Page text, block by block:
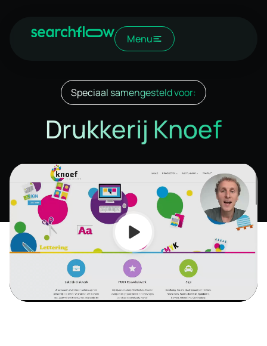
Menu
Speciaal samengesteld voor:
Drukkerij Knoef